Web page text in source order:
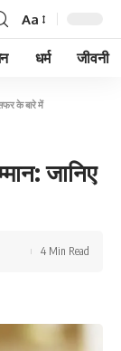
Aa
धर्म जीवनी
के बारे में
जानिए
4 Min Read